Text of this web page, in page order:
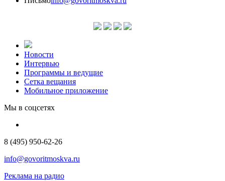
Новости
Интервью
Программы и ведущие
Сетка вещания
Мобильное приложение
Мы в соцсетях
8 (495) 950-62-26
info@govoritmoskva.ru
Реклама на радио